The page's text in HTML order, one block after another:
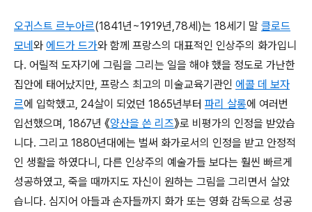
오귀스트 르누아르(1841년~1919년,78세)는 18세기 말 클로드
모네와 에드가 드가와 함께 프랑스의 대표적인 인상주의 화가입니
다. 어릴적 도자기에 그림을 그리는 일을 해야 했을 정도로 가난한
집안에 태어났지만, 프랑스 최고의 미술교육기관인 에콜 데 보자
르에 입학했고, 24살이 되었던 1865년부터 파리 살롱에 여러번
입선했으며, 1867년 《양산을 쓴 리즈》로 비평가의 인정을 받았습
니다. 그리고 1880년대에는 벌써 화가로서의 인정을 받고 안정적
인 생활을 하였다니, 다른 인상주의 예술가들 보다는 훨씬 빠르게
성공하였고, 죽을 때까지도 자신이 원하는 그림을 그리면서 살았
습니다. 심지어 아들과 손자들까지 화가 또는 영화 감독으로 성공